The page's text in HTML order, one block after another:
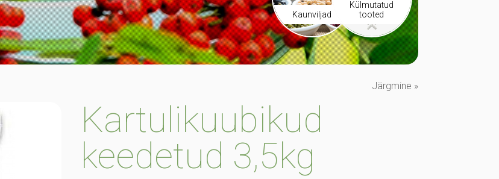
Marineeritud kurkKapsas/Hapukapsas Kaunviljad
Külmutatud
tooted
Järgmine »
Kartulikuubikud
keedetud 3,5kg